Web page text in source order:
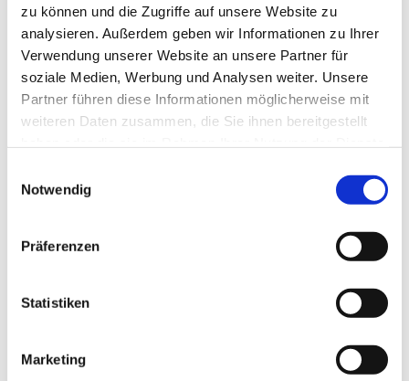
zu können und die Zugriffe auf unsere Website zu
analysieren. Außerdem geben wir Informationen zu Ihrer
Verwendung unserer Website an unsere Partner für
soziale Medien, Werbung und Analysen weiter. Unsere
Partner führen diese Informationen möglicherweise mit
weiteren Daten zusammen, die Sie ihnen bereitgestellt
Notwendig
Präferenzen
Statistiken
Marketing
Fächerscheiben, Ø 115
mm
EUR7,69Exkl. MwSt *
EUR9,15Inkl. MwSt *